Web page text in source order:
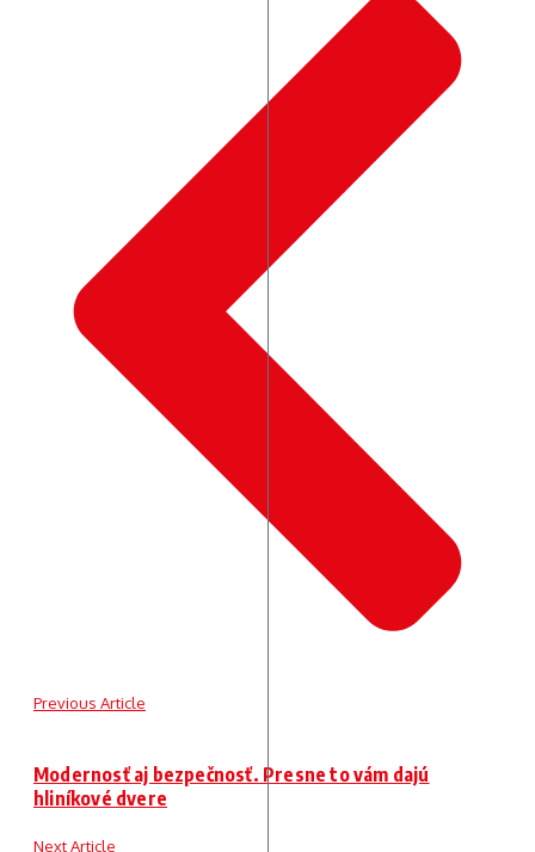
Previous Article
Modernosť aj bezpečnosť. Presne to vám dajú
hliníkové dvere
Next Article